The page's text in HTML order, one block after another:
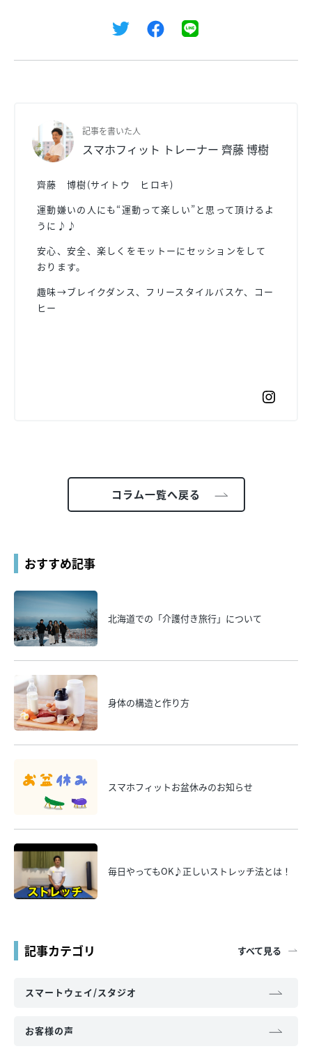
記事を書いた人
スマホフィット トレーナー 齊藤 博樹
齊藤 博樹(サイトウ ヒロキ)
運動嫌いの人にも“運動って楽しい”と思って頂けるよ
うに♪♪
安心、安全、楽しくをモットーにセッションをして
おります。
趣味→ブレイクダンス、フリースタイルバスケ、コー
ヒー
コラム一覧へ戻る
おすすめ記事
北海道での「介護付き旅行」について
身体の構造と作り方
スマホフィットお盆休みのお知らせ
毎日やってもOK♪正しいストレッチ法とは！
記事カテゴリ すべて見る
スマートウェイ/スタジオ
お客様の声